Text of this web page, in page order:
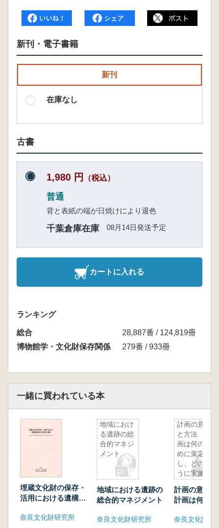
新刊・電子書籍
新刊
在庫なし
古書
1,980 円 （税込）
普通
背と表紙の端が日焼けにより退色
千葉倉庫在庫 08月14日発送予定
カートに入れる
ランキング
総合
28,887番 / 124,819冊
博物館学・文化財保存関係
279番 / 933冊
一緒に買われている本
埋蔵文化財の保存・
活用における遺構露
奈良文化財研究所
地域におけ
る遺跡の総
合的マネジ
メント
地域における遺跡の
総合的マネジメント
奈良文化財研究所
計画の意義
と方法 計
画は何のた
めに策定
し、どのよ
うに実施す
計画の意義
計画は何の
施するのか?
奈良文化財研